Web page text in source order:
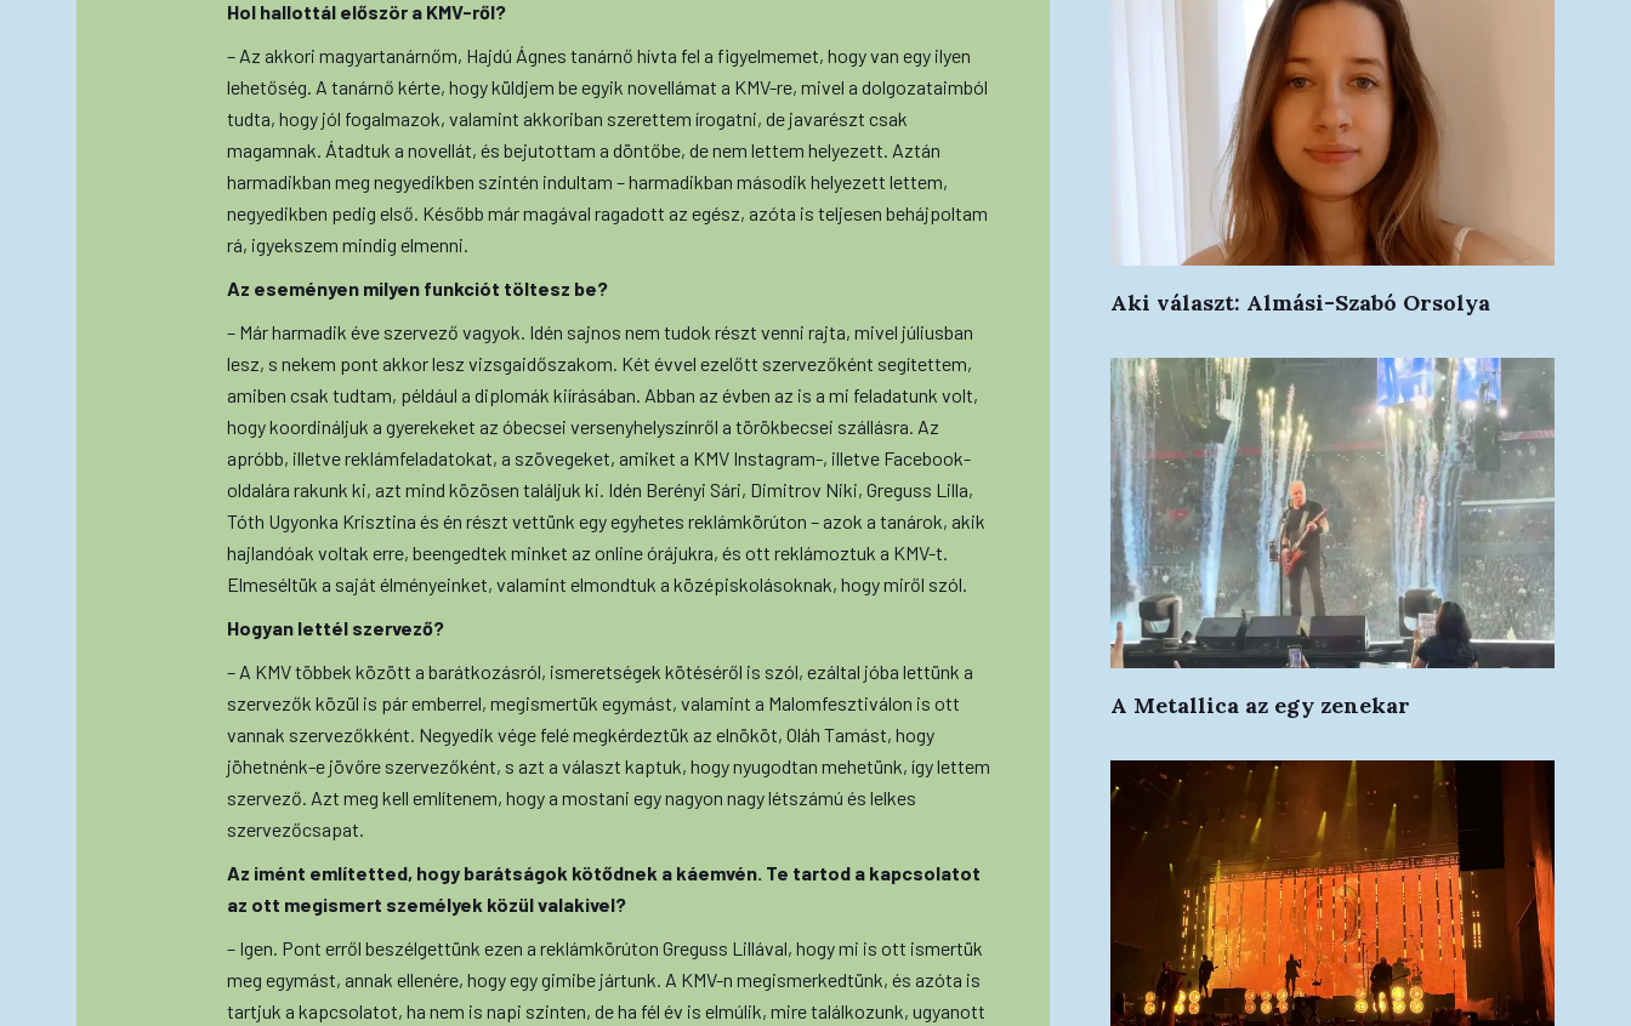
Hol hallottál először a KMV-ről?
– Az akkori magyartanárnőm, Hajdú Ágnes tanárnő hívta fel a figyelmemet, hogy van egy ilyen
lehetőség. A tanárnő kérte, hogy küldjem be egyik novellámat a KMV-re, mivel a dolgozataimból
tudta, hogy jól fogalmazok, valamint akkoriban szerettem írogatni, de javarészt csak
magamnak. Átadtuk a novellát, és bejutottam a döntőbe, de nem lettem helyezett. Aztán
harmadikban meg negyedikben szintén indultam – harmadikban második helyezett lettem,
negyedikben pedig első. Később már magával ragadott az egész, azóta is teljesen behájpoltam
rá, igyekszem mindig elmenni.
Az eseményen milyen funkciót töltesz be?
– Már harmadik éve szervező vagyok. Idén sajnos nem tudok részt venni rajta, mivel júliusban
lesz, s nekem pont akkor lesz vizsgaidőszakom. Két évvel ezelőtt szervezőként segítettem,
amiben csak tudtam, például a diplomák kiírásában. Abban az évben az is a mi feladatunk volt,
hogy koordináljuk a gyerekeket az óbecsei versenyhelyszínről a törökbecsei szállásra. Az
apróbb, illetve reklámfeladatokat, a szövegeket, amiket a KMV Instagram-, illetve Facebook-
oldalára rakunk ki, azt mind közösen találjuk ki. Idén Berényi Sári, Dimitrov Niki, Greguss Lilla,
Tóth Ugyonka Krisztina és én részt vettünk egy egyhetes reklámkörúton – azok a tanárok, akik
hajlandóak voltak erre, beengedtek minket az online órájukra, és ott reklámoztuk a KMV-t.
Elmeséltük a saját élményeinket, valamint elmondtuk a középiskolásoknak, hogy miről szól.
Hogyan lettél szervező?
– A KMV többek között a barátkozásról, ismeretségek kötéséről is szól, ezáltal jóba lettünk a
szervezők közül is pár emberrel, megismertük egymást, valamint a Malomfesztiválon is ott
vannak szervezőkként. Negyedik vége felé megkérdeztük az elnököt, Oláh Tamást, hogy
jöhetnénk-e jövőre szervezőként, s azt a választ kaptuk, hogy nyugodtan mehetünk, így lettem
szervező. Azt meg kell említenem, hogy a mostani egy nagyon nagy létszámú és lelkes
szervezőcsapat.
Az imént említetted, hogy barátságok kötődnek a káemvén. Te tartod a kapcsolatot
az ott megismert személyek közül valakivel?
– Igen. Pont erről beszélgettünk ezen a reklámkörúton Greguss Lillával, hogy mi is ott ismertük
meg egymást, annak ellenére, hogy egy gimibe jártunk. A KMV-n megismerkedtünk, és azóta is
tartjuk a kapcsolatot, ha nem is napi szinten, de ha fél év is elmúlik, mire találkozunk, ugyanott
Aki választ: Almási-Szabó Orsolya
A Metallica az egy zenekar